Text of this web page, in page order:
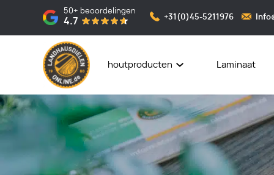
50+ beoordelingen
4.7 +31(0)45-5211976
houtproducten Laminaat